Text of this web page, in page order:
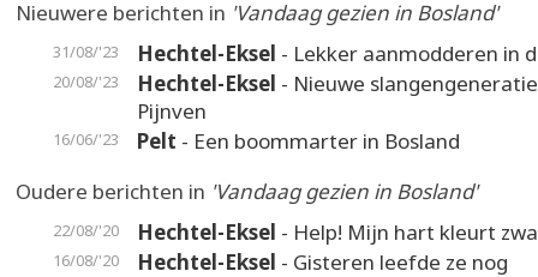
Nieuwere berichten in 'Vandaag gezien in Bosland'
31/08/'23 Hechtel-Eksel - Lekker aanmodderen in
20/08/'23 Hechtel-Eksel - Nieuwe
Pijnven
16/06/'23 Pelt - Een boommarter in Bosland
Oudere berichten in 'Vandaag gezien in Bosland'
22/08/'20 Hechtel-Eksel - Help! Mijn hart kleurt
16/08/'20 Hechtel-Eksel - Gisteren leefde ze nog